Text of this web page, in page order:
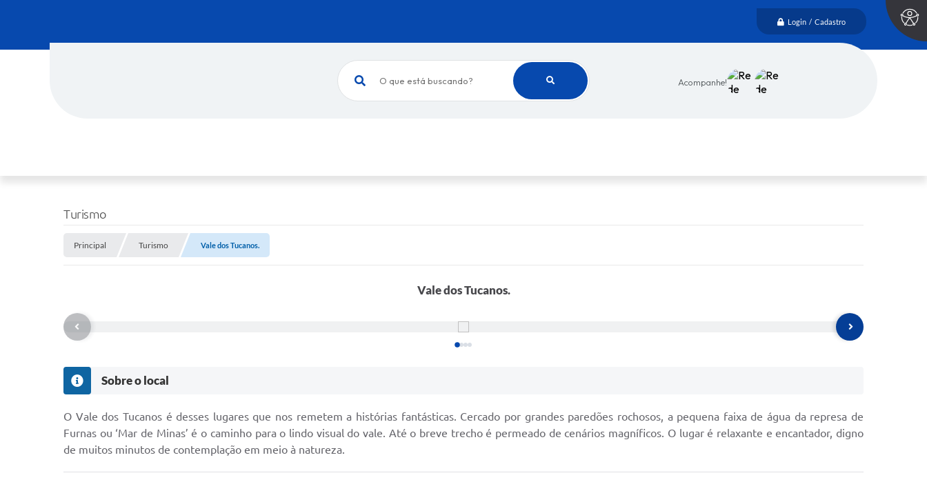
Login / Cadastro
O que está buscando? Acompanhe!
Turismo
Principal Turismo Vale dos Tucanos.
Vale dos Tucanos.
Sobre o local
O Vale dos Tucanos é desses lugares que nos remetem a histórias fantásticas. Cercado por grandes paredões rochosos, a pequena faixa de água da represa de
Furnas ou ‘Mar de Minas’ é o caminho para o lindo visual do vale. Até o breve trecho é permeado de cenários magníficos. O lugar é relaxante e encantador, digno
de muitos minutos de contemplação em meio à natureza.